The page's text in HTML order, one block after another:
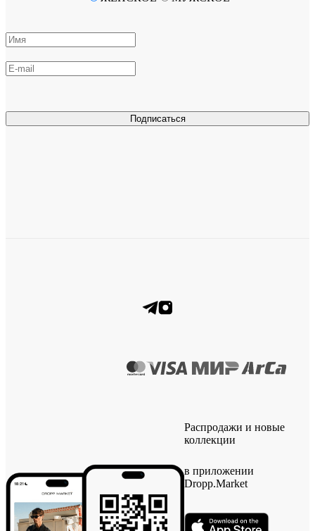
Подписаться
Распродажи и новые
коллекции
в приложении
Dropp.Market